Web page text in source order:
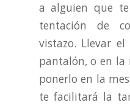
a alguien que
tentación de
vistazo. Llevar el
pantalón, o en la
ponerlo en la
te facilitará la